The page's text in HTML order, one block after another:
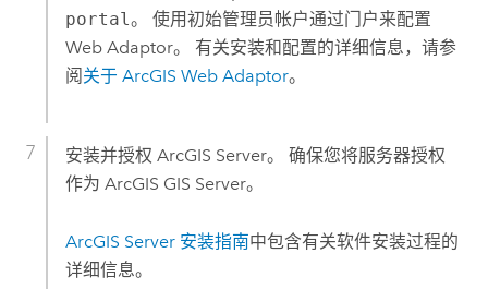
portal。 使用初始管理员帐户通过门户来配置
Web Adaptor。 有关安装和配置的详细信息，请参
阅 关于 ArcGIS Web Adaptor。
安装并授权 ArcGIS Server。 确保您将服务器授权
作为 ArcGIS GIS Server。
ArcGIS Server安装指南中包含有关软件安装过程的
详细信息。